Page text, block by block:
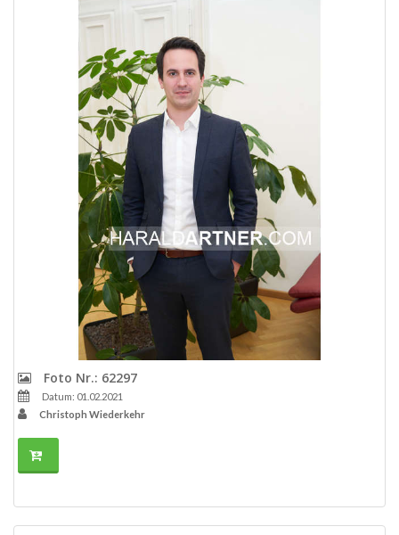
Foto Nr.: 62297
Datum: 01.02.2021
Christoph Wiederkehr